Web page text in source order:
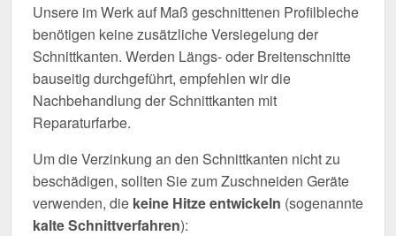
Unsere im Werk auf Maß geschnittenen Profilbleche
benötigen keine zusätzliche Versiegelung der
Schnittkanten. Werden Längs- oder Breitenschnitte
bauseitig durchgeführt, empfehlen wir die
Nachbehandlung der Schnittkanten mit
Reparaturfarbe.
Um die Verzinkung an den Schnittkanten nicht zu
beschädigen, sollten Sie zum Zuschneiden Geräte
verwenden, die keine Hitze entwickeln (sogenannte
kalte Schnittverfahren):